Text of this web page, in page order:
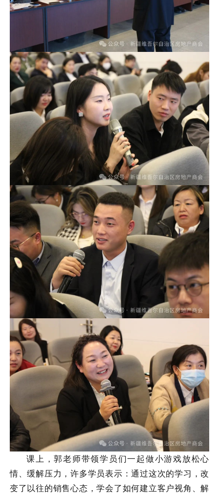
课上，郭老师带领学员们一起做小游戏放松心
情、缓解压力，许多学员表示：通过这次的学习，改
变了以往的销售心态，学会了如何建立客户视角、解